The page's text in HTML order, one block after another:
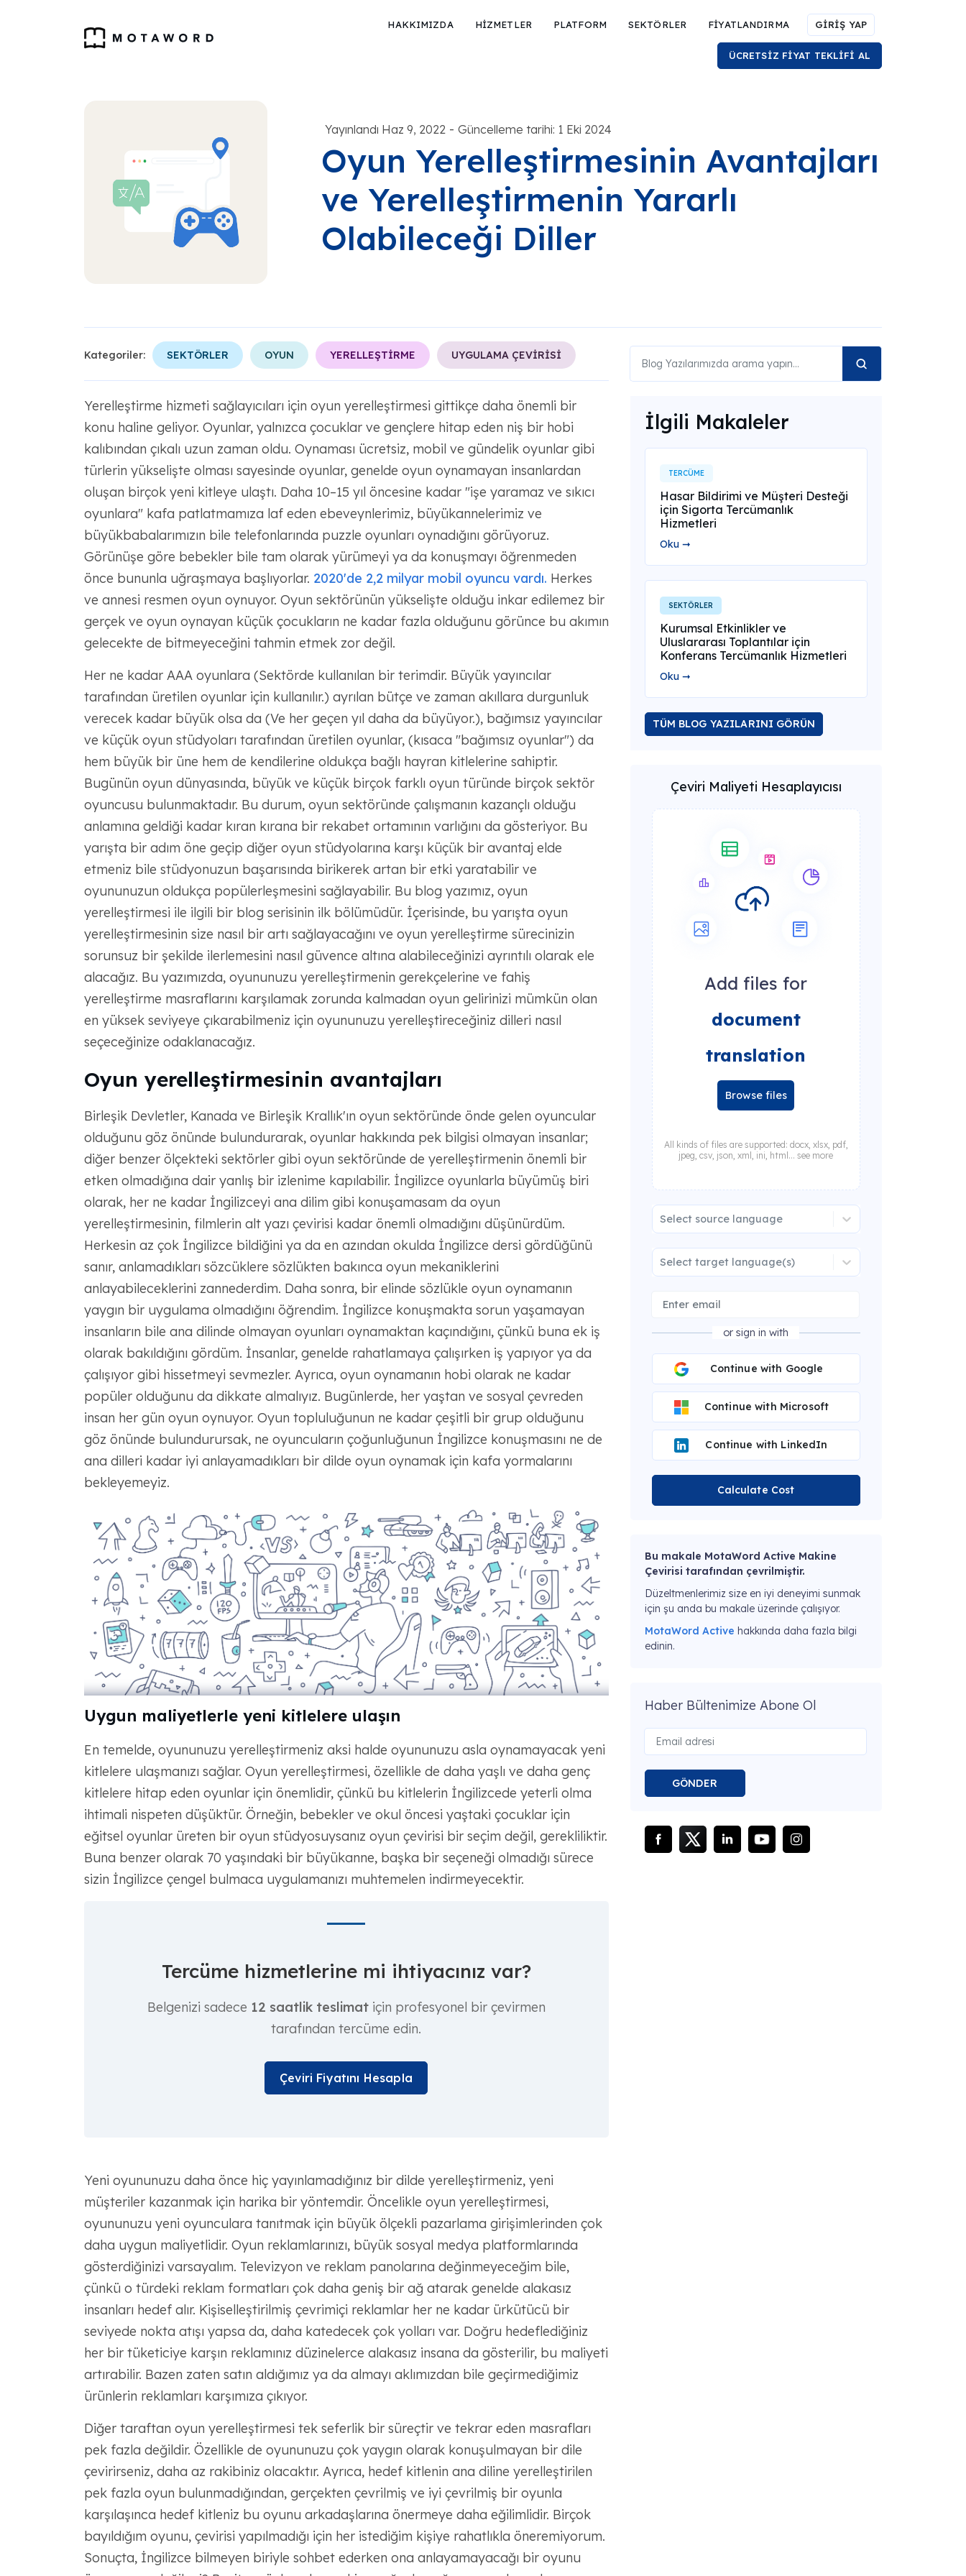
HAKKIMIZDA HİZMETLER PLATFORM SEKTÖRLER FİYATLANDIRMA GİRİŞ YAP
ÜCRETSİZ FİYAT TEKLİFİ AL
Yayınlandı Haz 9, 2022 - Güncelleme tarihi: 1 Eki 2024
Oyun Yerelleştirmesinin Avantajları
ve Yerelleştirmenin Yararlı
Olabileceği Diller
Kategoriler: SEKTÖRLER OYUN YERELLEŞTİRME UYGULAMA ÇEVİRİSİ
Yerelleştirme hizmeti sağlayıcıları için oyun yerelleştirmesi gittikçe daha önemli bir
konu haline geliyor. Oyunlar, yalnızca çocuklar ve gençlere hitap eden niş bir hobi
kalıbından çıkalı uzun zaman oldu. Oynaması ücretsiz, mobil ve gündelik oyunlar gibi
türlerin yükselişte olması sayesinde oyunlar, genelde oyun oynamayan insanlardan
oluşan birçok yeni kitleye ulaştı. Daha 10–15 yıl öncesine kadar "işe yaramaz ve sıkıcı
oyunlara" kafa patlatmamıza laf eden ebeveynlerimiz, büyükannelerimiz ve
büyükbabalarımızın bile telefonlarında puzzle oyunları oynadığını görüyoruz.
Görünüşe göre bebekler bile tam olarak yürümeyi ya da konuşmayı öğrenmeden
önce bununla uğraşmaya başlıyorlar. 2020'de 2,2 milyar mobil oyuncu vardı. Herkes
ve annesi resmen oyun oynuyor. Oyun sektörünün yükselişte olduğu inkar edilemez bir
gerçek ve oyun oynayan küçük çocukların ne kadar fazla olduğunu görünce bu akımın
gelecekte de bitmeyeceğini tahmin etmek zor değil.
Her ne kadar AAA oyunlara (Sektörde kullanılan bir terimdir. Büyük yayıncılar
tarafından üretilen oyunlar için kullanılır.) ayrılan bütçe ve zaman akıllara durgunluk
verecek kadar büyük olsa da (Ve her geçen yıl daha da büyüyor.), bağımsız yayıncılar
ve küçük oyun stüdyoları tarafından üretilen oyunlar, (kısaca "bağımsız oyunlar") da
hem büyük bir üne hem de kendilerine oldukça bağlı hayran kitlelerine sahiptir.
Bugünün oyun dünyasında, büyük ve küçük birçok farklı oyun türünde birçok sektör
oyuncusu bulunmaktadır. Bu durum, oyun sektöründe çalışmanın kazançlı olduğu
anlamına geldiği kadar kıran kırana bir rekabet ortamının varlığını da gösteriyor. Bu
yarışta bir adım öne geçip diğer oyun stüdyolarına karşı küçük bir avantaj elde
etmeniz bile stüdyonuzun başarısında birikerek artan bir etki yaratabilir ve
oyununuzun oldukça popülerleşmesini sağlayabilir. Bu blog yazımız, oyun
yerelleştirmesi ile ilgili bir blog serisinin ilk bölümüdür. İçerisinde, bu yarışta oyun
yerelleştirmesinin size nasıl bir artı sağlayacağını ve oyun yerelleştirme sürecinizin
sorunsuz bir şekilde ilerlemesini nasıl güvence altına alabileceğinizi ayrıntılı olarak ele
alacağız. Bu yazımızda, oyununuzu yerelleştirmenin gerekçelerine ve fahiş
yerelleştirme masraflarını karşılamak zorunda kalmadan oyun gelirinizi mümkün olan
en yüksek seviyeye çıkarabilmeniz için oyununuzu yerelleştireceğiniz dilleri nasıl
seçeceğinize odaklanacağız.
Oyun yerelleştirmesinin avantajları
Birleşik Devletler, Kanada ve Birleşik Krallık'ın oyun sektöründe önde gelen oyuncular
olduğunu göz önünde bulundurarak, oyunlar hakkında pek bilgisi olmayan insanlar;
diğer benzer ölçekteki sektörler gibi oyun sektöründe de yerelleştirmenin önemli bir
etken olmadığına dair yanlış bir izlenime kapılabilir. İngilizce oyunlarla büyümüş biri
olarak, her ne kadar İngilizceyi ana dilim gibi konuşamasam da oyun
yerelleştirmesinin, filmlerin alt yazı çevirisi kadar önemli olmadığını düşünürdüm.
Herkesin az çok İngilizce bildiğini ya da en azından okulda İngilizce dersi gördüğünü
sanır, anlamadıkları sözcüklere sözlükten bakınca oyun mekaniklerini
anlayabileceklerini zannederdim. Daha sonra, bir elinde sözlükle oyun oynamanın
yaygın bir uygulama olmadığını öğrendim. İngilizce konuşmakta sorun yaşamayan
insanların bile ana dilinde olmayan oyunları oynamaktan kaçındığını, çünkü buna ek iş
olarak bakıldığını gördüm. İnsanlar, genelde rahatlamaya çalışırken iş yapıyor ya da
çalışıyor gibi hissetmeyi sevmezler. Ayrıca, oyun oynamanın hobi olarak ne kadar
popüler olduğunu da dikkate almalıyız. Bugünlerde, her yaştan ve sosyal çevreden
insan her gün oyun oynuyor. Oyun topluluğunun ne kadar çeşitli bir grup olduğunu
göz önünde bulundurursak, ne oyuncuların çoğunluğunun İngilizce konuşmasını ne de
ana dilleri kadar iyi anlayamadıkları bir dilde oyun oynamak için kafa yormalarını
bekleyemeyiz.
Uygun maliyetlerle yeni kitlelere ulaşın
En temelde, oyununuzu yerelleştirmeniz aksi halde oyununuzu asla oynamayacak yeni
kitlelere ulaşmanızı sağlar. Oyun yerelleştirmesi, özellikle de daha yaşlı ve daha genç
kitlelere hitap eden oyunlar için önemlidir, çünkü bu kitlelerin İngilizcede yeterli olma
ihtimali nispeten düşüktür. Örneğin, bebekler ve okul öncesi yaştaki çocuklar için
eğitsel oyunlar üreten bir oyun stüdyosuysanız oyun çevirisi bir seçim değil, gerekliliktir.
Buna benzer olarak 70 yaşındaki bir büyükanne, başka bir seçeneği olmadığı sürece
sizin İngilizce çengel bulmaca uygulamanızı muhtemelen indirmeyecektir.
Tercüme hizmetlerine mi ihtiyacınız var?
Belgenizi sadece 12 saatlik teslimatiçin profesyonel bir çevirmen
tarafından tercüme edin.
Çeviri Fiyatını Hesapla
Yeni oyununuzu daha önce hiç yayınlamadığınız bir dilde yerelleştirmeniz, yeni
müşteriler kazanmak için harika bir yöntemdir. Öncelikle oyun yerelleştirmesi,
oyununuzu yeni oyunculara tanıtmak için büyük ölçekli pazarlama girişimlerinden çok
daha uygun maliyetlidir. Oyun reklamlarınızı, büyük sosyal medya platformlarında
gösterdiğinizi varsayalım. Televizyon ve reklam panolarına değinmeyeceğim bile,
çünkü o türdeki reklam formatları çok daha geniş bir ağ atarak genelde alakasız
insanları hedef alır. Kişiselleştirilmiş çevrimiçi reklamlar her ne kadar ürkütücü bir
seviyede nokta atışı yapsa da, daha katedecek çok yolları var. Doğru hedeflediğiniz
her bir tüketiciye karşın reklamınız düzinelerce alakasız insana da gösterilir, bu maliyeti
artırabilir. Bazen zaten satın aldığımız ya da almayı aklımızdan bile geçirmediğimiz
ürünlerin reklamları karşımıza çıkıyor.
Diğer taraftan oyun yerelleştirmesi tek seferlik bir süreçtir ve tekrar eden masrafları
pek fazla değildir. Özellikle de oyununuzu çok yaygın olarak konuşulmayan bir dile
çevirirseniz, daha az rakibiniz olacaktır. Ayrıca, hedef kitlenin ana diline yerelleştirilen
pek fazla oyun bulunmadığından, gerçekten çevrilmiş ve iyi çevrilmiş bir oyunla
karşılaşınca hedef kitleniz bu oyunu arkadaşlarına önermeye daha eğilimlidir. Birçok
bayıldığım oyunu, çevirisi yapılmadığı için her istediğim kişiye rahatlıkla öneremiyorum.
Sonuçta, İngilizce bilmeyen biriyle sohbet ederken ona anlayamayacağı bir oyunu
İlgili Makaleler
TERCÜME
Hasar Bildirimi ve Müşteri Desteği
için Sigorta Tercümanlık
Hizmetleri
Oku ➞
SEKTÖRLER
Kurumsal Etkinlikler ve
Uluslararası Toplantılar için
Konferans Tercümanlık Hizmetleri
Oku ➞
TÜM BLOG YAZILARINI GÖRÜN
Çeviri Maliyeti Hesaplayıcısı
Add files for
document
translation
Browse files
All kinds of files are supported: docx, xlsx, pdf,
jpeg, csv, json, xml, ini, html... see more
Select source language
Select target language(s)
or sign in with
Continue with Google
Continue with Microsoft
Continue with LinkedIn
Calculate Cost
Bu makale MotaWord Active Makine
Çevirisi tarafından çevrilmiştir.
Düzeltmenlerimiz size en iyi deneyimi sunmak
için şu anda bu makale üzerinde çalışıyor.
MotaWord Active hakkında daha fazla bilgi
edinin.
Haber Bültenimize Abone Ol
GÖNDER